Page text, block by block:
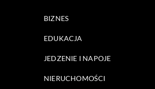
BIZNES
EDUKACJA
JEDZENIE I NAPOJE
NIERUCHOMOŚCI